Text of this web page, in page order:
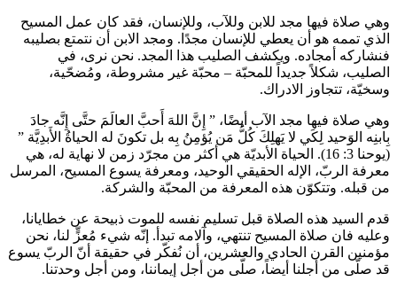
وهي صلاة فيها مجد للابن وللآب، وللإنسان، فقد كان عمل المسيح
الذي تممه هو أن يعطي للإنسان مجدًا. ومجد الابن أن نتمتع بصليبه
فنشاركه أمجاده. ويكشف الصليب هذا المجد. نحن نرى، في
الصليب، شكلاً جديداً للمحبّة – محبّة غير مشروطة، ومُضحّية،
وسخيّة، تتجاوز الادراك.
وهي صلاة فيها مجد الآب أيضًا، ” إِنَّ اللهَ أَحبَّ العالَمَ حتَّى إِنَّه جادَ
بِابنِه الوَحيد لِكَي لا يَهلِكَ كُلُّ مَن يُؤمِنُ بِه بل تكونَ له الحياةُ الأَبدِيَّة ”
(يوحنا 3: 16). الحياة الأبديّة هي أكثر من مجرّد زمن لا نهاية له، هي
معرفة الربّ، الإله الحقيقي الوحيد، ومعرفة يسوع المسيح، المرسل
من قبله. وتتكوّن هذه المعرفة من المحبّة والشركة.
قدم السيد هذه الصلاة قبل تسليم نفسه للموت ذبيحة عن خطايانا،
وعليه فان صلاة المسيح تنتهي، وآلامه تبدأ. إنّه شيء مُعزٍّ لنا، نحن
مؤمنين القرن الحادي والعشرين، أن نُفكّر في حقيقة أنّ الربّ يسوع
قد صلّى من أجلنا أيضاً، صلّى من أجل إيماننا، ومن أجل وحدتنا.